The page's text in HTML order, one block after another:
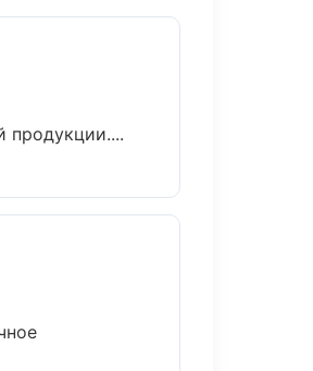
продукции....